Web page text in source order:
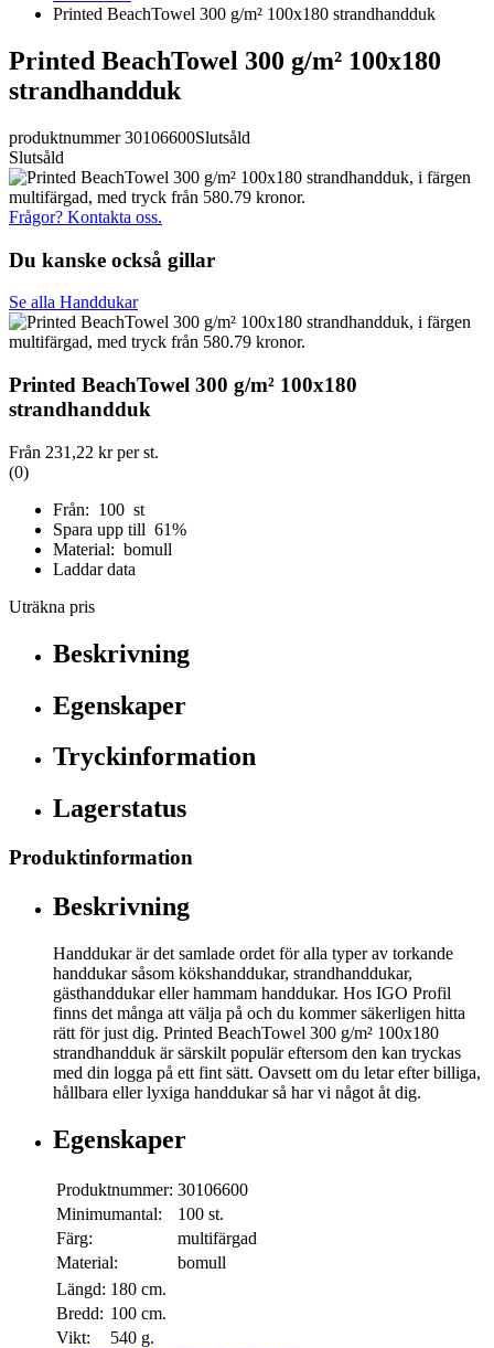
Printed BeachTowel 300 g/m² 100x180 strandhandduk
Printed BeachTowel 300 g/m² 100x180
strandhandduk
produktnummer 30106600Slutsåld
Slutsåld
Frågor? Kontakta oss.
Du kanske också gillar
Se alla Handdukar
Printed BeachTowel 300 g/m² 100x180
strandhandduk
Från 231,22 krper st.
(0)
Från: 100 st
Spara upp till 61%
Material: bomull
Laddar data
Uträkna pris
Beskrivning
Egenskaper
Tryckinformation
Lagerstatus
Produktinformation
Beskrivning
Handdukar är det samlade ordet för alla typer av torkande
handdukar såsom kökshanddukar, strandhanddukar,
gästhanddukar eller hammam handdukar. Hos IGO Profil
finns det många att välja på och du kommer säkerligen hitta
rätt för just dig. Printed BeachTowel 300 g/m² 100x180
strandhandduk är särskilt populär eftersom den kan tryckas
med din logga på ett fint sätt. Oavsett om du letar efter billiga,
hållbara eller lyxiga handdukar så har vi något åt dig.
Egenskaper
Produktnummer: 30106600
Minimumantal:
100 st.
Färg:
multifärgad
Material:
bomull
Längd: 180 cm.
Bredd: 100 cm.
Vikt:
540 g.